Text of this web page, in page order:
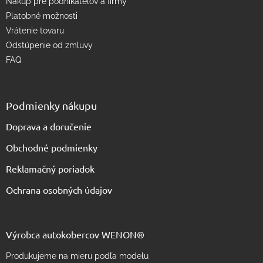
Platobné možnosti
Vrátenie tovaru
Odstúpenie od zmluvy
FAQ
Podmienky nákupu
Doprava a doručenie
Obchodné podmienky
Reklamačný poriadok
Ochrana osobných údajov
Výrobca autokobercov WENON®
Produkujeme na mieru podľa modelu